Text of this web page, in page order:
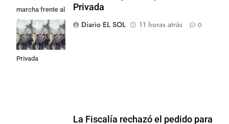
marcha frente al
Congreso contra
la Ley de
Propiedad
Privada
Privada
Diario EL SOL
11 horas atrás 0
La Fiscalía rechazó el pedido para